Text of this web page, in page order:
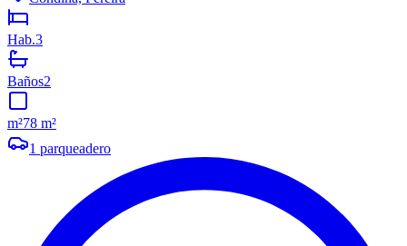
Hab.3
Baños2
m²78 m²
1 parqueadero